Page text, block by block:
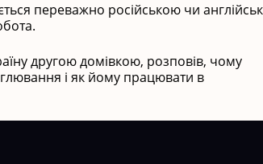
переважно російською чи
другою домівкою, розповів, чому
і як йому працювати в